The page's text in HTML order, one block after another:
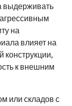
выдерживать
на
влияет на
конструкции,
к внешним
или складов с